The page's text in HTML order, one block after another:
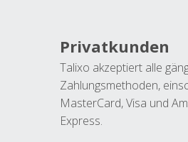
Privatkunden
Talixo akzeptiert alle
Zahlungsmethoden,
MasterCard, Visa und
Express.